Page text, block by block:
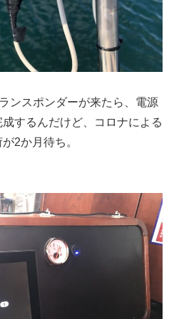
ンスポンダーが来たら、電源
するんだけど、コロナによる
2か月待ち。